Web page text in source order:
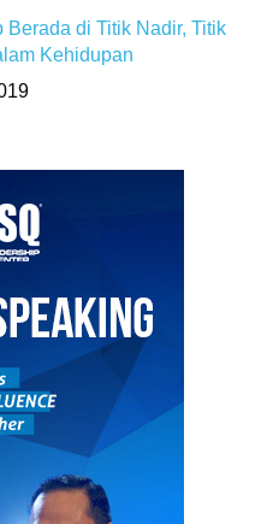
Berada di Titik Nadir, Titik
Kehidupan